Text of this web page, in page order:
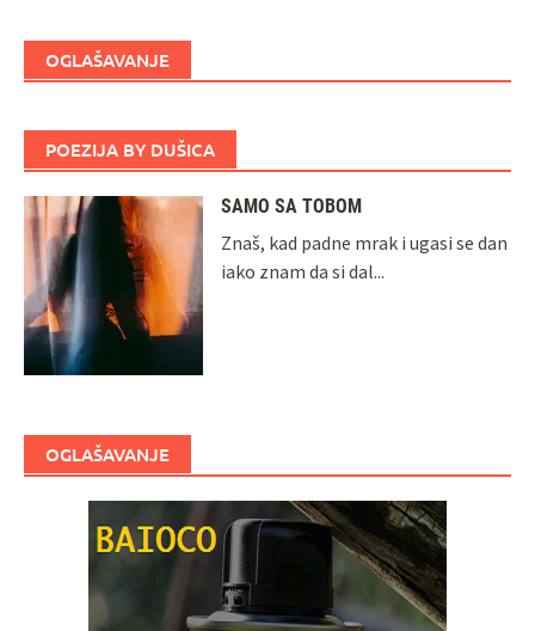
OGLAŠAVANJE
POEZIJA BY DUŠICA
SAMO SA TOBOM
Znaš, kad padne mrak i ugasi se dan
iako znam da si dal...
OGLAŠAVANJE